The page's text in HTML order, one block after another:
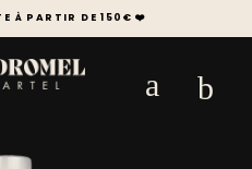
À PARTIR DE 150€ ❤️